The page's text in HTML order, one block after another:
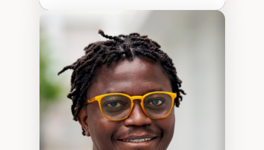
Expertises
Discours sur la ville et représentations
Mosquées, formes et usages au Canada
Reconnaissance et représentations des
communautés immigrantes dans l'espace
urbain
Design architectural et urbain
Patrimoine et patrimonialisation
Études postcoloniales et décolonisation des
savoirs